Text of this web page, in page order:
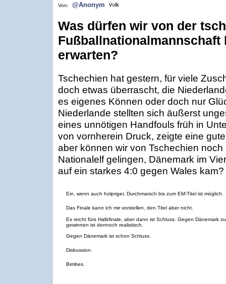
Von: @Anonym
Was dürfen wir von der
Fußballnationalmannschaft
erwarten?
Tschechien hat gestern, für viele
doch etwas überrascht, die
es eigenes Können oder doch nur
Niederlande stellten sich äußerst
eines unnötigen Handfouls früh in
von vornherein Druck, zeigte eine
aber können wir von Tschechien
Nationalelf gelingen, Dänemark im
auf ein starkes 4:0 gegen Wales kam?
Ein, wenn auch holpriger, Durchmarsch bis zum EM-Titel ist möglich.
Das Finale kann ich mir vorstellen, den Titel aber nicht.
Es reicht fürs Halbfinale, aber dann ist Schluss. Gegen Dänemark zu
gewinnen ist dennoch realistisch.
Gegen Dänemark ist schon Schluss.
Diskussion.
Bimbes.